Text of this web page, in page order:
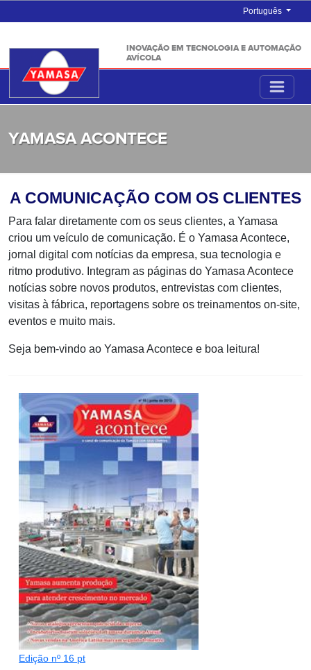
Português
INOVAÇÃO EM TECNOLOGIA E AUTOMAÇÃO
AVÍCOLA
YAMASA ACONTECE
A COMUNICAÇÃO COM OS CLIENTES
Para falar diretamente com os seus clientes, a Yamasa
criou um veículo de comunicação. É o Yamasa Acontece,
jornal digital com notícias da empresa, sua tecnologia e
ritmo produtivo. Integram as páginas do Yamasa Acontece
notícias sobre novos produtos, entrevistas com clientes,
visitas à fábrica, reportagens sobre os treinamentos on-site,
eventos e muito mais.
Seja bem-vindo ao Yamasa Acontece e boa leitura!
Edição nº 16 pt